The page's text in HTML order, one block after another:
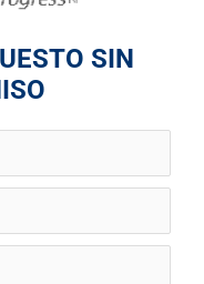
SIN